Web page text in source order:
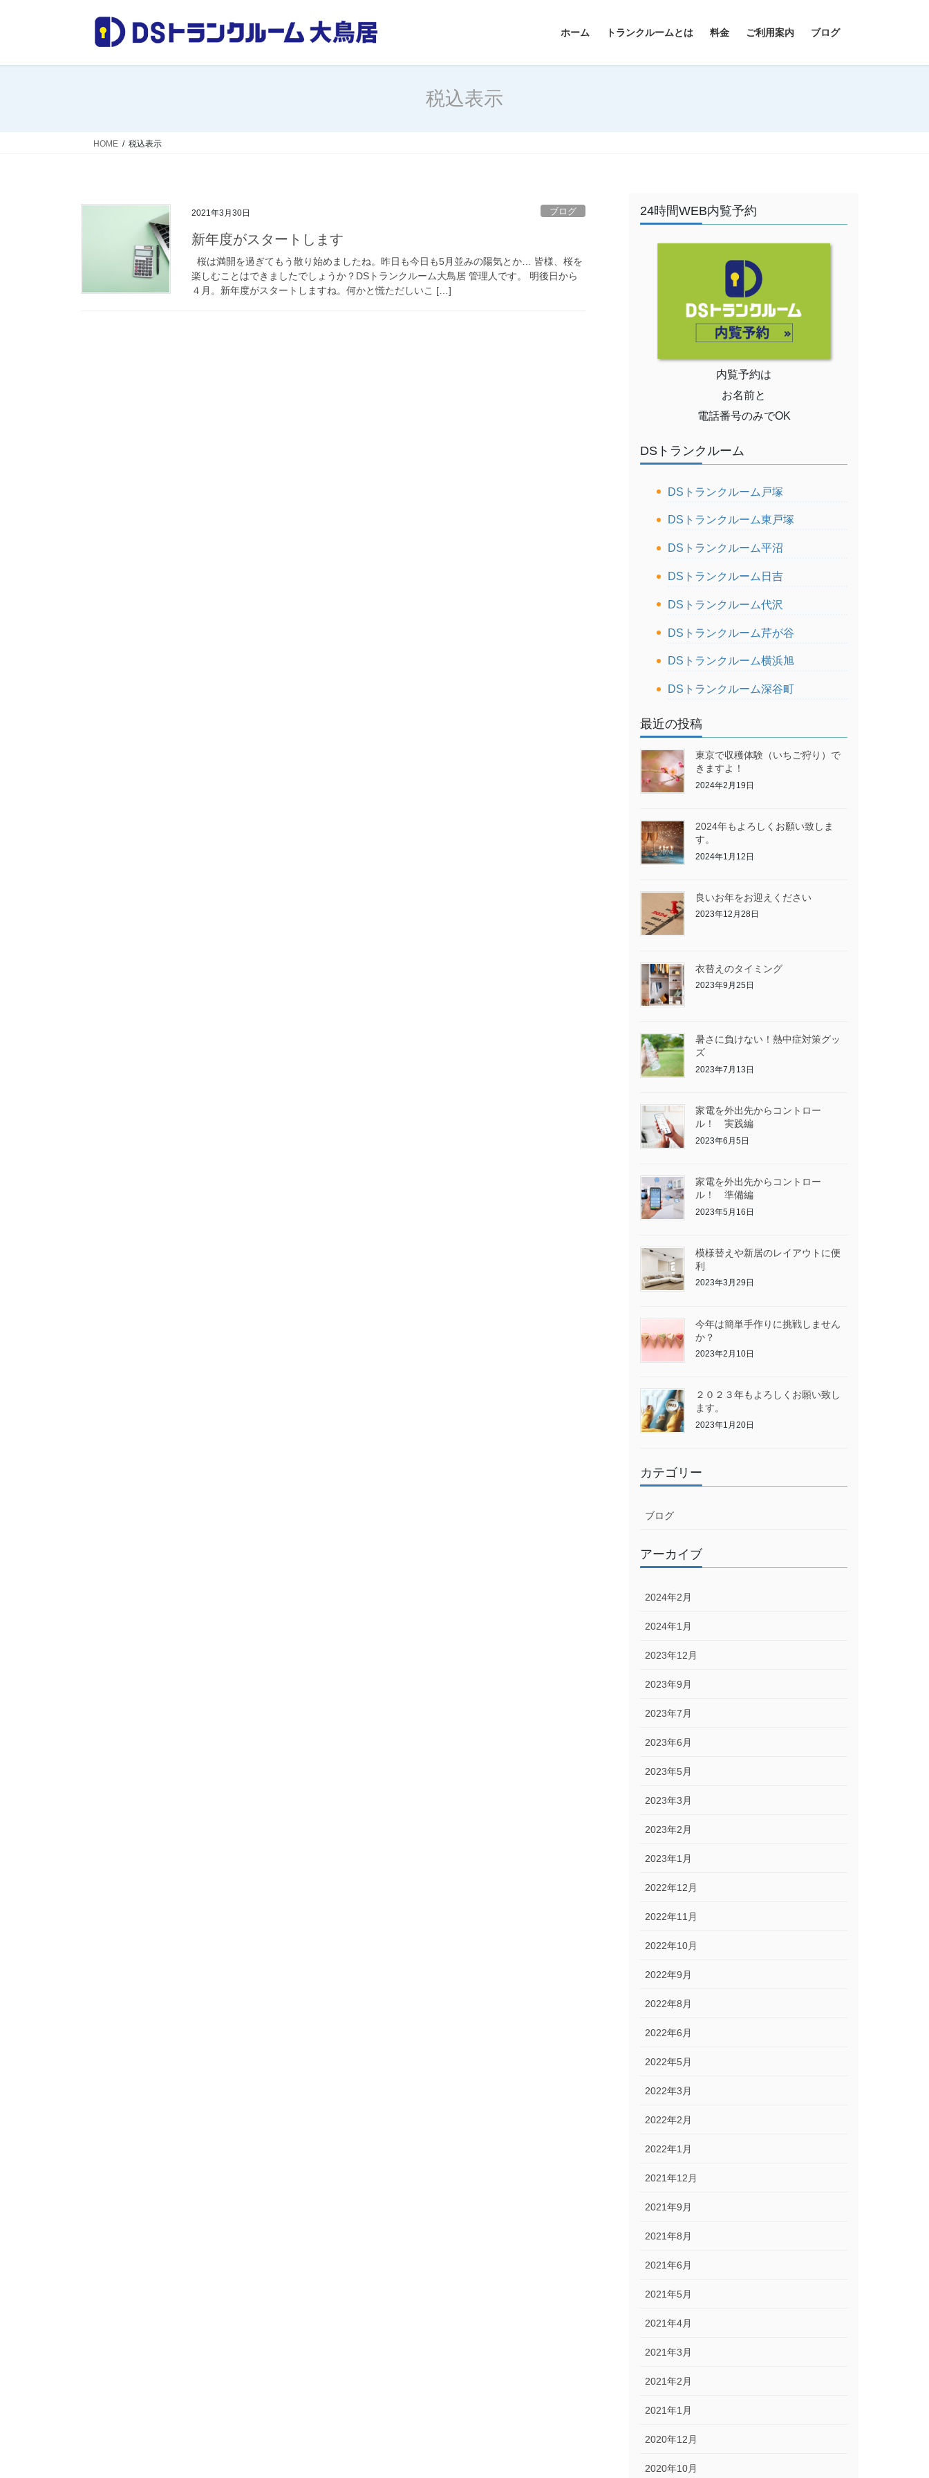
ホーム トランクルームとは 料金 ご利用案内 ブログ
税込表示
HOME 税込表示
2021年3月30日 ブログ
新年度がスタートします
桜は満開を過ぎてもう散り始めましたね。昨日も今日も5月並みの陽気とか… 皆様、桜を
楽しむことはできましたでしょうか？DSトランクルーム大鳥居 管理人です。 明後日から
４月。新年度がスタートしますね。何かと慌ただしいこ […]
24時間WEB内覧予約
内覧予約は
お名前と
電話番号のみでOK
DSトランクルーム
DSトランクルーム戸塚
DSトランクルーム東戸塚
DSトランクルーム平沼
DSトランクルーム日吉
DSトランクルーム代沢
DSトランクルーム芹が谷
DSトランクルーム横浜旭
DSトランクルーム深谷町
最近の投稿
東京で収穫体験（いちご狩り）で
きますよ！
2024年2月19日
2024年もよろしくお願い致しま
す。
2024年1月12日
良いお年をお迎えください
2023年12月28日
衣替えのタイミング
2023年9月25日
暑さに負けない！熱中症対策グッ
ズ
2023年7月13日
家電を外出先からコントロー
ル！ 実践編
2023年6月5日
家電を外出先からコントロー
ル！ 準備編
2023年5月16日
模様替えや新居のレイアウトに便
利
2023年3月29日
今年は簡単手作りに挑戦しません
か？
2023年2月10日
２０２３年もよろしくお願い致し
ます。
2023年1月20日
カテゴリー
ブログ
アーカイブ
2024年2月
2024年1月
2023年12月
2023年9月
2023年7月
2023年6月
2023年5月
2023年3月
2023年2月
2023年1月
2022年12月
2022年11月
2022年10月
2022年9月
2022年8月
2022年6月
2022年5月
2022年3月
2022年2月
2022年1月
2021年12月
2021年9月
2021年8月
2021年6月
2021年5月
2021年4月
2021年3月
2021年2月
2021年1月
2020年12月
2020年10月